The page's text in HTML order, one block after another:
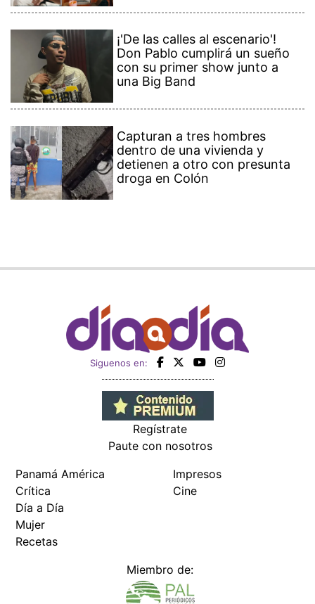
¡'De las calles al escenario'!
Don Pablo cumplirá un sueño
con su primer show junto a
una Big Band
Capturan a tres hombres
dentro de una vivienda y
detienen a otro con presunta
droga en Colón
Siguenos en:
Regístrate
Paute con nosotros
Panamá América
Crítica
Día a Día
Mujer
Recetas
Impresos
Cine
Miembro de: